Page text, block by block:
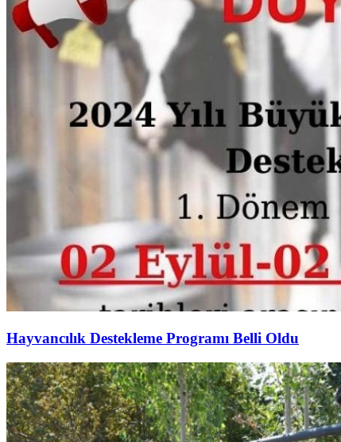
Hayvancılık Destekleme Programı Belli Oldu